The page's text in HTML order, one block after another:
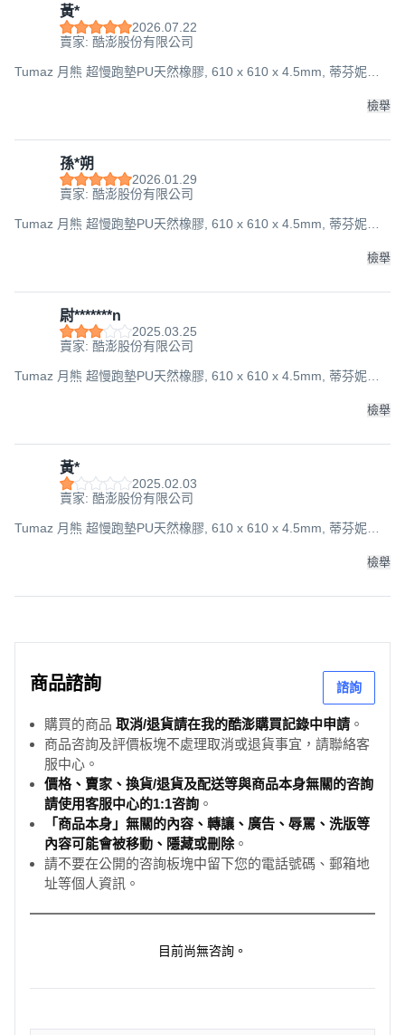
黃*
2026.07.22
賣家: 酷澎股份有限公司
Tumaz 月熊 超慢跑墊PU天然橡膠, 610 x 610 x 4.5mm, 蒂芬妮綠,
檢舉
孫*朔
2026.01.29
賣家: 酷澎股份有限公司
Tumaz 月熊 超慢跑墊PU天然橡膠, 610 x 610 x 4.5mm, 蒂芬妮綠,
檢舉
尉*******n
2025.03.25
賣家: 酷澎股份有限公司
Tumaz 月熊 超慢跑墊PU天然橡膠, 610 x 610 x 4.5mm, 蒂芬妮綠,
檢舉
黃*
2025.02.03
賣家: 酷澎股份有限公司
Tumaz 月熊 超慢跑墊PU天然橡膠, 610 x 610 x 4.5mm, 蒂芬妮綠,
檢舉
商品諮詢 諮詢
購買的商品 取消/退貨請在我的酷澎購買記錄中申請 。
商品咨詢及評價板塊不處理取消或退貨事宜，請聯絡客
服中心。
價格、賣家、換貨/退貨及配送等與商品本身無關的咨詢
請使用客服中心的1:1咨詢 。
「商品本身」無關的內容、轉讓、廣告、辱罵、洗版等
內容可能會被移動、隱藏或刪除。
請不要在公開的咨詢板塊中留下您的電話號碼、郵箱地
址等個人資訊。
目前尚無咨詢。